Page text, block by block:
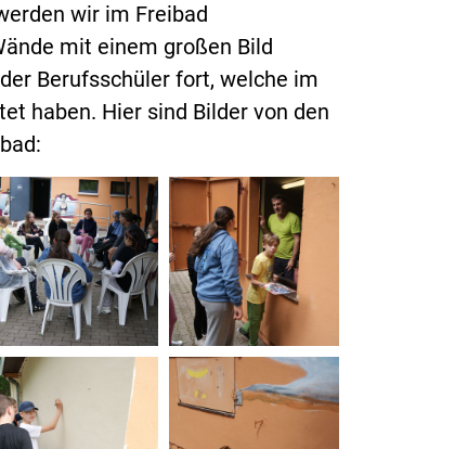
wir im Freibad
mit einem großen Bild
Berufsschüler fort, welche im
haben. Hier sind Bilder von den